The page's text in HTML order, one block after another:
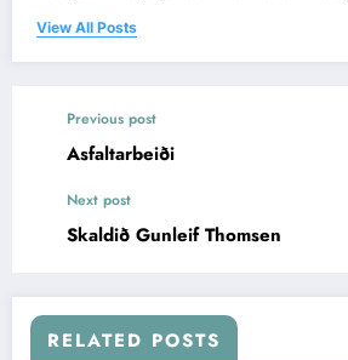
View All Posts
Previous post
Asfaltarbeiði
Next post
Skaldið Gunleif Thomsen
RELATED POSTS